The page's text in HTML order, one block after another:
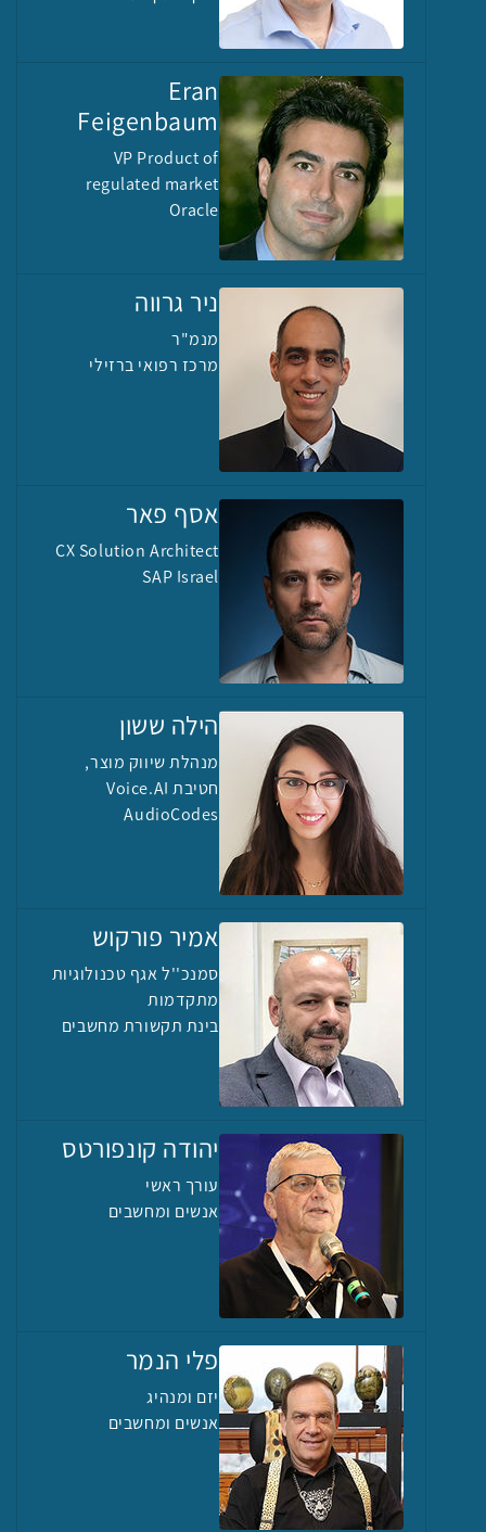
Eran
Feigenbaum
VP Product of
regulated market
Oracle
ניר גרווה
מנמ"ר
מרכז רפואי ברזילי
אסף פאר
CX Solution Architect
SAP Israel
הילה ששון
מנהלת שיווק מוצר,
חטיבת Voice.AI
AudioCodes
אמיר פורקוש
סמנכ''ל אגף טכנולוגיות
מתקדמות
בינת תקשורת מחשבים
יהודה קונפורטס
עורך ראשי
אנשים ומחשבים
פלי הנמר
יזם ומנהיג
אנשים ומחשבים